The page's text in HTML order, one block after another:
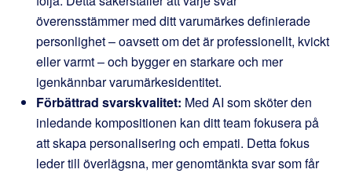
överensstämmer med ditt varumärkes definierade
personlighet – oavsett om det är professionellt, kvickt
eller varmt – och bygger en starkare och mer
igenkännbar varumärkesidentitet.
Förbättrad svarskvalitet: Med AI som sköter den
inledande kompositionen kan ditt team fokusera på
att skapa personalisering och empati. Detta fokus
leder till överlägsna, mer genomtänkta svar som får